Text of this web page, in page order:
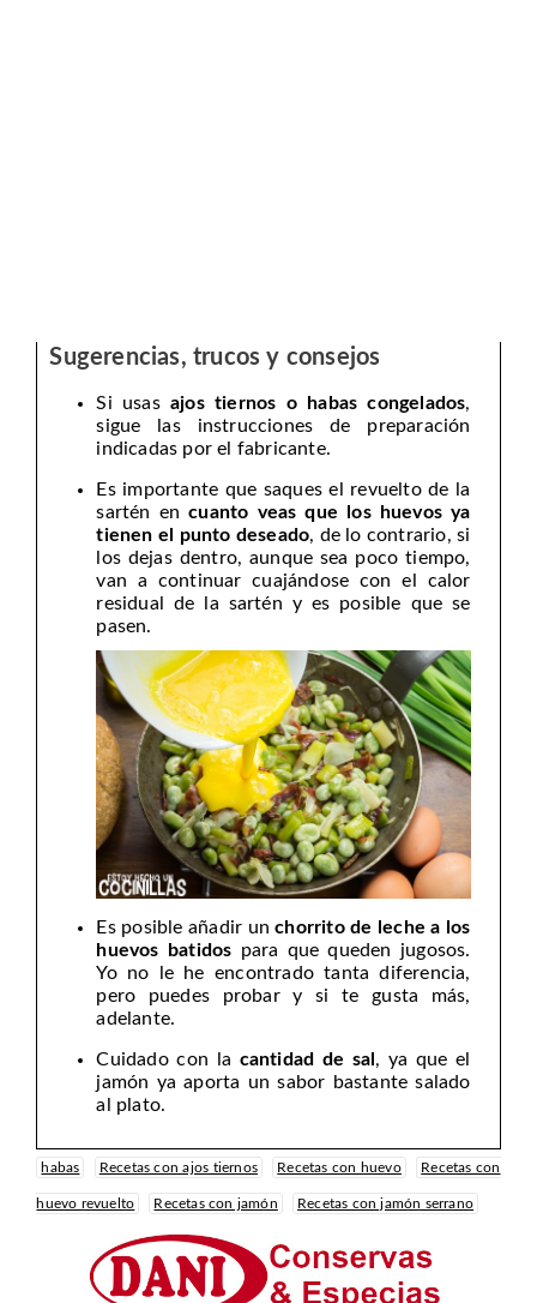
Sugerencias, trucos y consejos
Si usasajos tiernos o habas congelados,
sigue las instrucciones de preparación
indicadas por el fabricante.
Es importante que saques el revuelto de la
sartén encuanto veas que los huevos ya
tienen el punto deseado, de lo contrario, si
los dejas dentro, aunque sea poco tiempo,
van a continuar cuajándose con el calor
residual de la sartén y es posible que se
pasen.
Es posible añadir unchorrito de leche a los
huevos batidos para que queden jugosos.
Yo no le he encontrado tanta diferencia,
pero puedes probar y si te gusta más,
adelante.
Cuidado con la cantidad de sal , ya que el
jamón ya aporta un sabor bastante salado
al plato.
habas Recetas con ajos tiernos Recetas con huevo Recetas con
huevo revuelto Recetas con jamón Recetas con jamón serrano